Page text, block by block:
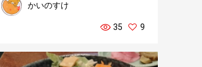
かいのすけ
35 9